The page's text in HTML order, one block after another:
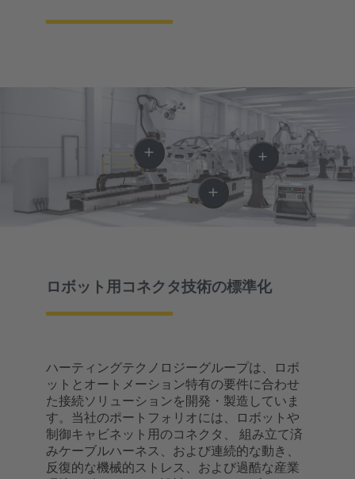
ロボット用コネクタ技術の標準化
ハーティングテクノロジーグループは、ロボ
ットとオートメーション特有の要件に合わせ
た接続ソリューションを開発・製造していま
す。当社のポートフォリオには、ロボットや
制御キャビネット用のコネクタ、 組み立て済
みケーブルハーネス、および連続的な動き、
反復的な機械的ストレス、および過酷な産業